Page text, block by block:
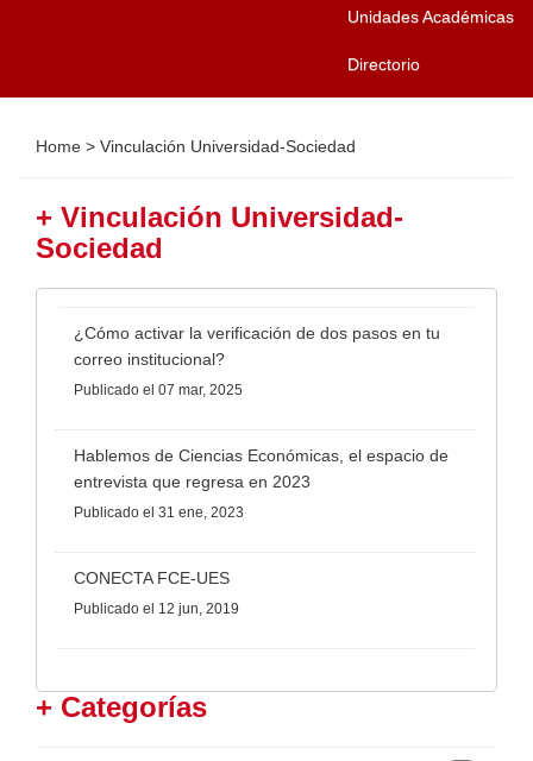
Unidades Académicas
Directorio
Home > Vinculación Universidad-Sociedad
+ Vinculación Universidad-
Sociedad
¿Cómo activar la verificación de dos pasos en tu
correo institucional?
Publicado el 07 mar, 2025
Hablemos de Ciencias Económicas, el espacio de
entrevista que regresa en 2023
Publicado el 31 ene, 2023
CONECTA FCE-UES
Publicado el 12 jun, 2019
+ Categorías